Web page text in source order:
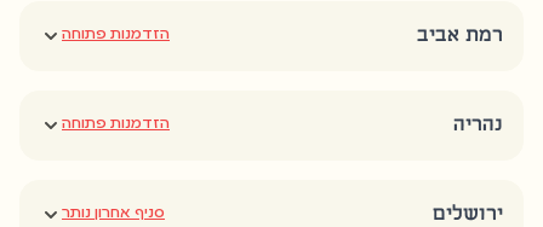
רמת אביב הזדמנות פתוחה
נהריה הזדמנות פתוחה
ירושלים סניף אחרון נותר